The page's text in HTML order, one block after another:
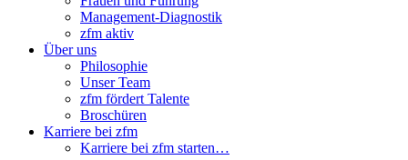
Management-Diagnostik
zfm aktiv
Über uns
Philosophie
Unser Team
zfm fördert Talente
Broschüren
Karriere bei zfm
Karriere bei zfm starten…